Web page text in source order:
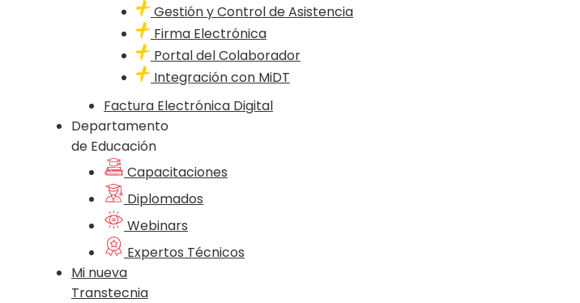
Gestión y Control de Asistencia
Firma Electrónica
Portal del Colaborador
Integración con MiDT
Factura Electrónica Digital
Departamento
de Educación
Capacitaciones
Diplomados
Webinars
Expertos Técnicos
Mi nueva
Transtecnia